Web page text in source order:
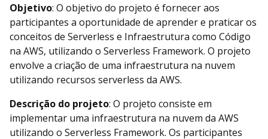
Objetivo: O objetivo do projeto é fornecer aos
participantes a oportunidade de aprender e praticar os
conceitos de Serverless e Infraestrutura como Código
na AWS, utilizando o Serverless Framework. O projeto
envolve a criação de uma infraestrutura na nuvem
utilizando recursos serverless da AWS.
Descrição do projeto: O projeto consiste em
implementar uma infraestrutura na nuvem da AWS
utilizando o Serverless Framework. Os participantes